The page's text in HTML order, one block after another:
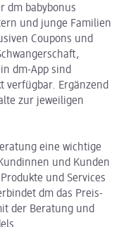
dm babybonus
und junge Familien
Coupons und
dm-App sind
verfügbar. Ergänzend
zur jeweiligen
eine wichtige
und Kunden
und Services
dm das Preis-
der Beratung und